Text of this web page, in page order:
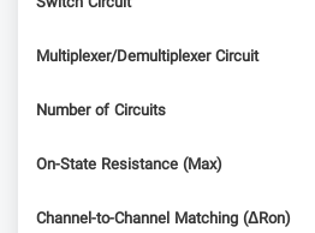
Multiplexer/Demultiplexer Circuit
Number of Circuits
On-State Resistance (Max)
Channel-to-Channel Matching (ΔRon)